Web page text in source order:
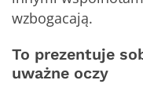
wzbogacają.
To prezentuje
uważne oczy